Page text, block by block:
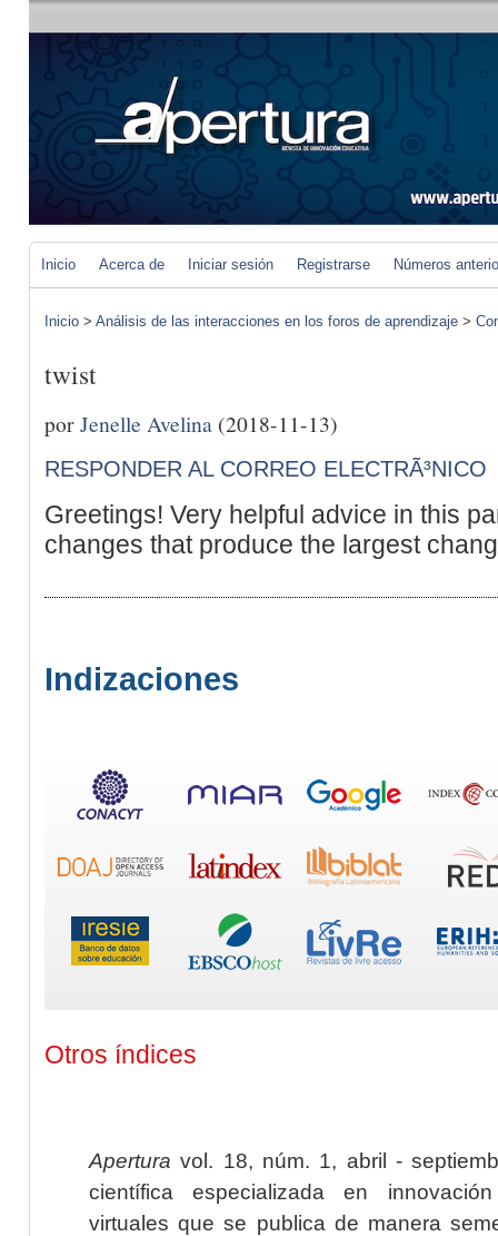
Inicio Acerca de Iniciar sesión Registrarse Números
Inicio > Análisis de las interacciones en los foros de aprendizaje >
twist
porJenelle Avelina (2018-11-13)
RESPONDER AL CORREO ELECTRÃ³NICO
Greetings! Very helpful advice in this
changes that produce the largest
Indizaciones
Otros índices
Apertura vol. 18, núm. 1, abril -
científica especializada en
virtuales que se publica de manera